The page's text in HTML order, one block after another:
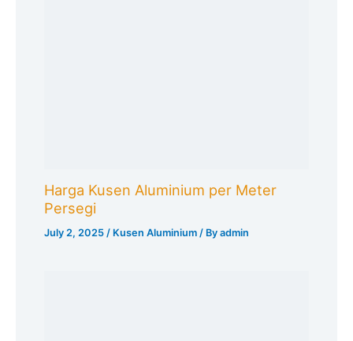
Harga Kusen Aluminium per Meter
Persegi
July 2, 2025 / Kusen Aluminium / Byadmin